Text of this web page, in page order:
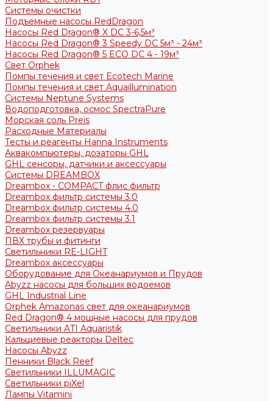
Системы очистки
Подъемные насосы RedDragon
Насосы Red Dragon® X DC 3-6,5м³
Насосы Red Dragon® 3 Speedy DC 5м³ - 24м³
Насосы Red Dragon® 5 ECO DC 4 - 19м³
Свет Orphek
Помпы течения и свет Ecotech Marine
Помпы течения и свет Aquaillumination
Системы Neptune Systems
Водоподготовка, осмос SpectraPure
Морская соль Preis
Расходные Материалы
Тесты и реагенты Hanna Instruments
Аквакомпьютеры, дозаторы GHL
GHL сенсоры, датчики и аксессуары
Системы DREAMBOX
Dreambox - COMPACT флис фильтр
Dreambox фильтр системы 3.0
Dreambox фильтр системы 4.0
Dreambox фильтр системы 3.1
Dreambox резервуары
ПВХ трубы и фитинги
Светильники RE-LIGHT
Dreambox аксессуары
Оборудование для Океанариумов и Прудов
Abyzz насосы для больших водоемов
GHL Industrial Line
Orphek Amazonas свет для океанариумов
Red Dragon® 4 мощные насосы для прудов
Светильники ATI Aquaristik
Кальциевые реакторы Deltec
Насосы Abyzz
Пенники Black Reef
Светильники ILLUMAGIC
Светильники piXel
Лампы Vitamini